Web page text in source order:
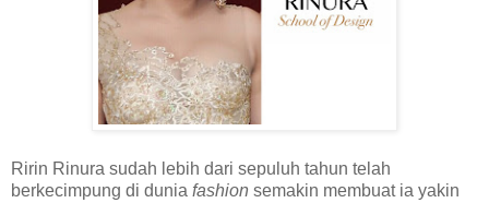
Ririn Rinura sudah lebih dari sepuluh tahun telah
berkecimpung di dunia fashion semakin membuat ia yakin